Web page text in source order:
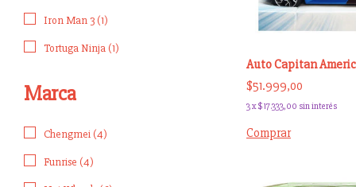
Iron Man 3 (1)
Tortuga Ninja (1)
Marca
Chengmei (4)
Funrise (4)
Auto Capitan
$51.999,00
3x$17.333,00 sin interés
Comprar